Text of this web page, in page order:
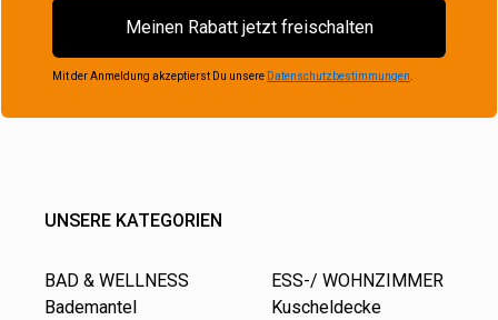
Meinen Rabatt jetzt freischalten
Mit der Anmeldung akzeptierst Du unsere Datenschutzbestimmungen
UNSERE KATEGORIEN
BAD & WELLNESS
Bademantel
ESS-/ WOHNZIMMER
Kuscheldecke